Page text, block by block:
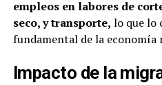
empleos en labores de
seco, y transporte, lo que lo
fundamental de la economía
Impacto de la